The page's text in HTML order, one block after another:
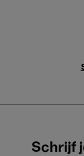
Schrijf